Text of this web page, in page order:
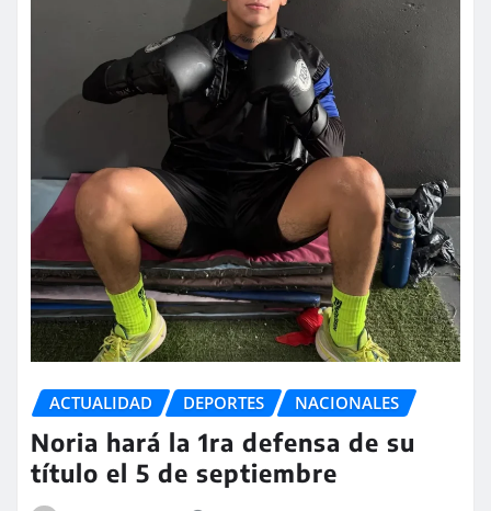
ACTUALIDAD DEPORTES NACIONALES
Noria hará la 1ra defensa de su
título el 5 de septiembre